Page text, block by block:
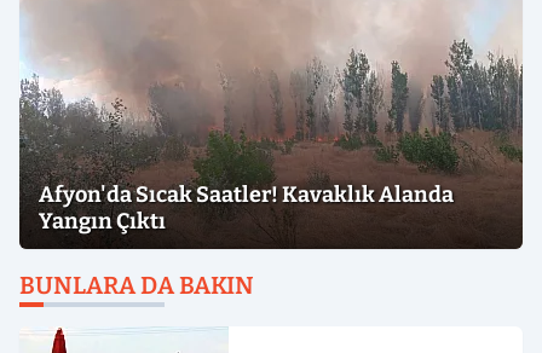
Afyon'da Sıcak Saatler! Kavaklık Alanda
Yangın Çıktı
BUNLARA DA BAKIN